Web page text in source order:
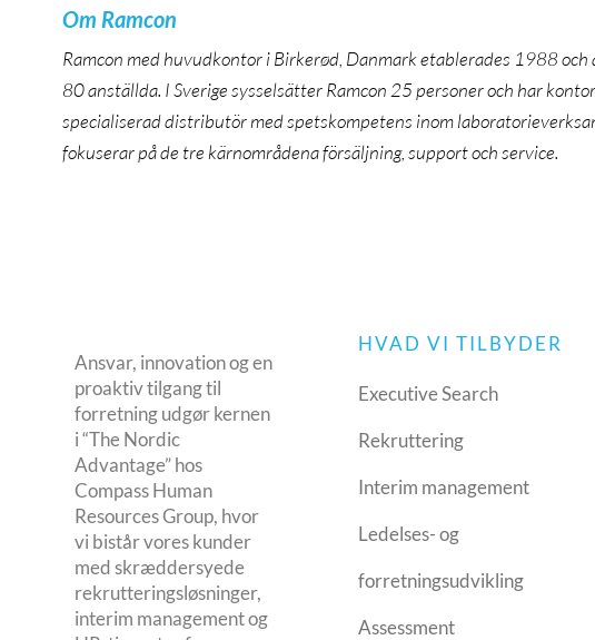
Om Ramcon
Ramcon med huvudkontor i Birkerød, Danmark etablerades 1988
80 anställda. I Sverige sysselsätter Ramcon 25 personer och har
specialiserad distributör med spetskompetens inom
fokuserar på de tre kärnområdena försäljning, support och service.
Ansvar, innovation og en
proaktiv tilgang til
forretning udgør kernen
i “The Nordic
Advantage” hos
Compass Human
Resources Group, hvor
vi bistår vores kunder
med skræddersyede
rekrutteringsløsninger,
interim management og
HVAD VI TILBYDER
Executive Search
Rekruttering
Interim management
Ledelses- og
forretningsudvikling
Assessment